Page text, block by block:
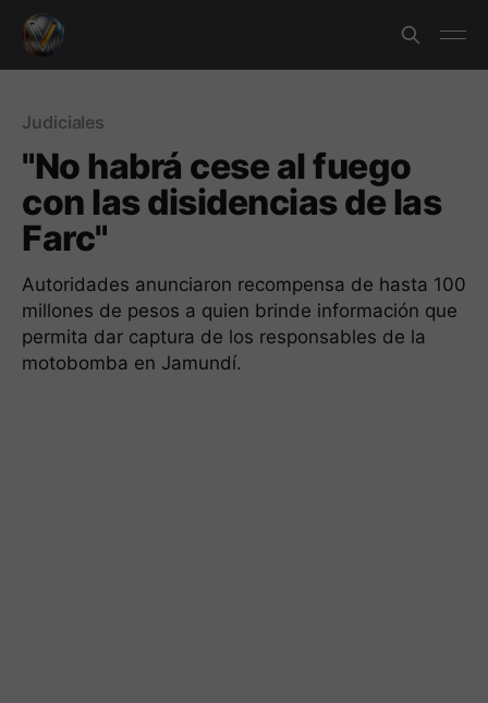
Judiciales
"No habrá cese al fuego
con las disidencias de las
Farc"
Autoridades anunciaron recompensa de hasta 100
millones de pesos a quien brinde información que
permita dar captura de los responsables de la
motobomba en Jamundí.